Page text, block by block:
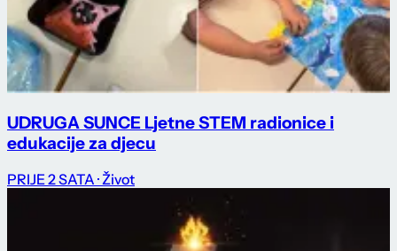
UDRUGA SUNCE Ljetne STEM radionice i
edukacije za djecu
PRIJE 2 SATA · Život